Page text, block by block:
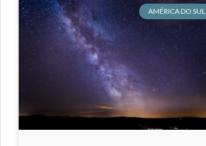
AMÉRICA DO SUL